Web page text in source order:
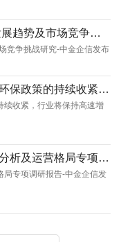
2026年我国立式注塑机洞察报告：发展趋势及市场竞争挑战研究-中金企信发布
竞争挑战研究-中金企信发布
无纺布制袋设备行业定制报告：随着环保政策的持续收紧，行业将保持高速增长态势
续收紧，行业将保持高速增
轴承行业洞察报告：全产业结构深度分析及运营格局专项调研报告-中金企信发布
局专项调研报告-中金企信发